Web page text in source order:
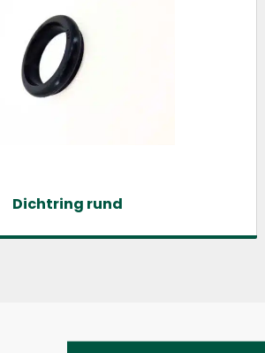
Dichtring rund